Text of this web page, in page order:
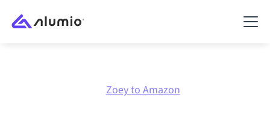
Zoey to Amazon